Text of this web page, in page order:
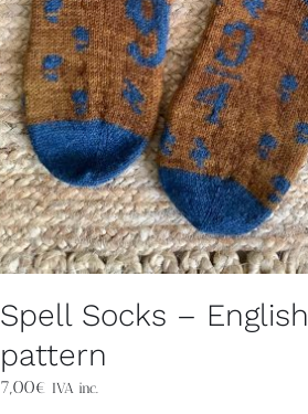
Spell Socks – English
pattern
7,00€ IVA inc.